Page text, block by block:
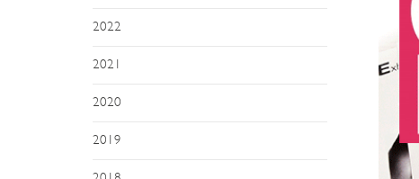
2022
2021
2020
2019